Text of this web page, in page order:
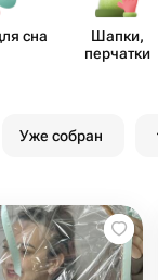
сна
Шапки,
перчатки
Уже собран